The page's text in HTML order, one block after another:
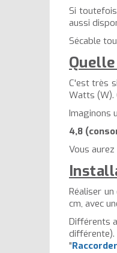
Si
aussi
Sécable
C'est très
Watts (W).
Imaginons
4,8
Vous
Réaliser
cm, avec
Différents
différente).
"